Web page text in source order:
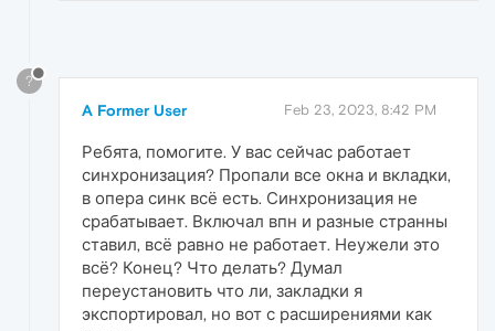
?
A Former User Feb 23, 2023, 8:42 PM
Ребята, помогите. У вас сейчас работает
синхронизация? Пропали все окна и вкладки,
в опера синк всё есть. Синхронизация не
срабатывает. Включал впн и разные странны
ставил, всё равно не работает. Неужели это
всё? Конец? Что делать? Думал
переустановить что ли, закладки я
экспортировал, но вот с расширениями как